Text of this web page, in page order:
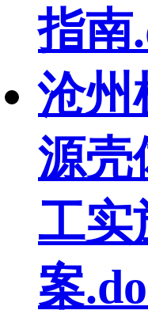
指南
沧州
源壳
工实
案